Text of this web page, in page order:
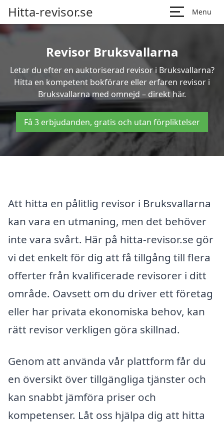
Hitta-revisor.se Menu
Revisor Bruksvallarna
Letar du efter en auktoriserad revisor i Bruksvallarna?
Hitta en kompetent bokförare eller erfaren revisor i
Bruksvallarna med omnejd – direkt här.
Få 3 erbjudanden, gratis och utan förpliktelser
Att hitta en pålitlig revisor i Bruksvallarna
kan vara en utmaning, men det behöver
inte vara svårt. Här på hitta-revisor.se gör
vi det enkelt för dig att få tillgång till flera
offerter från kvalificerade revisorer i ditt
område. Oavsett om du driver ett företag
eller har privata ekonomiska behov, kan
rätt revisor verkligen göra skillnad.
Genom att använda vår plattform får du
en översikt över tillgängliga tjänster och
kan snabbt jämföra priser och
kompetenser. Låt oss hjälpa dig att hitta